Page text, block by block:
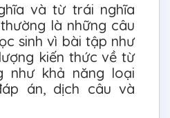
và từ trái nghĩa
là những câu
sinh vì bài tập như
kiến thức về từ
như khả năng loại
án, dịch câu và